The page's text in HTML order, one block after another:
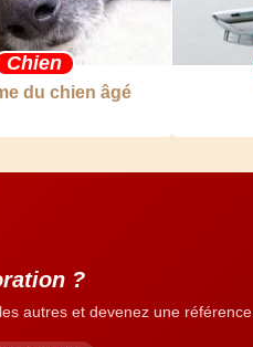
Chien
du chien âgé
?
autres et devenez une référence.